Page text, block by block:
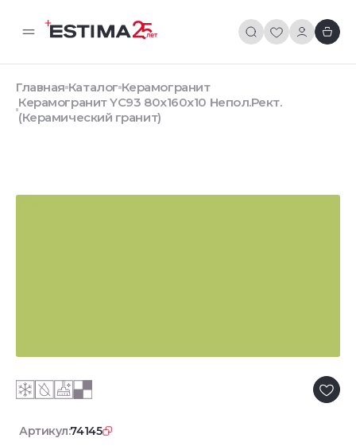
Главная Каталог Керамогранит
Керамогранит YC93 80x160x10 Непол.Рект.
(Керамический гранит)
Артикул:74145